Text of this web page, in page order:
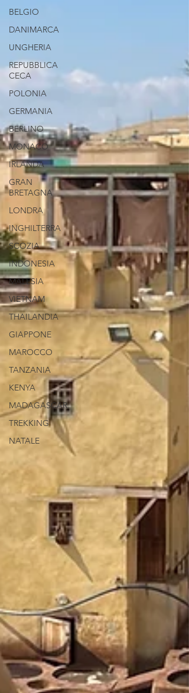
BELGIO
DANIMARCA
UNGHERIA
REPUBBLICA
CECA
POLONIA
GERMANIA
BERLINO
MONACO
IRLANDA
GRAN
BRETAGNA
LONDRA
INGHILTERRA
SCOZIA
INDONESIA
MALESIA
VIETNAM
THAILANDIA
GIAPPONE
MAROCCO
TANZANIA
KENYA
MADAGASCAR
TREKKING
NATALE